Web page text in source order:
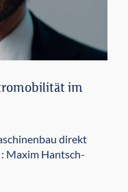
im
direkt
Maxim Hantsch-